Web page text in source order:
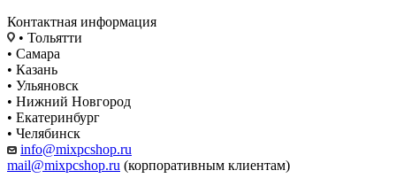
Контактная информация
• Тольятти
• Самара
• Казань
• Ульяновск
• Нижний Новгород
• Екатеринбург
• Челябинск
info@mixpcshop.ru
mail@mixpcshop.ru (корпоративным клиентам)